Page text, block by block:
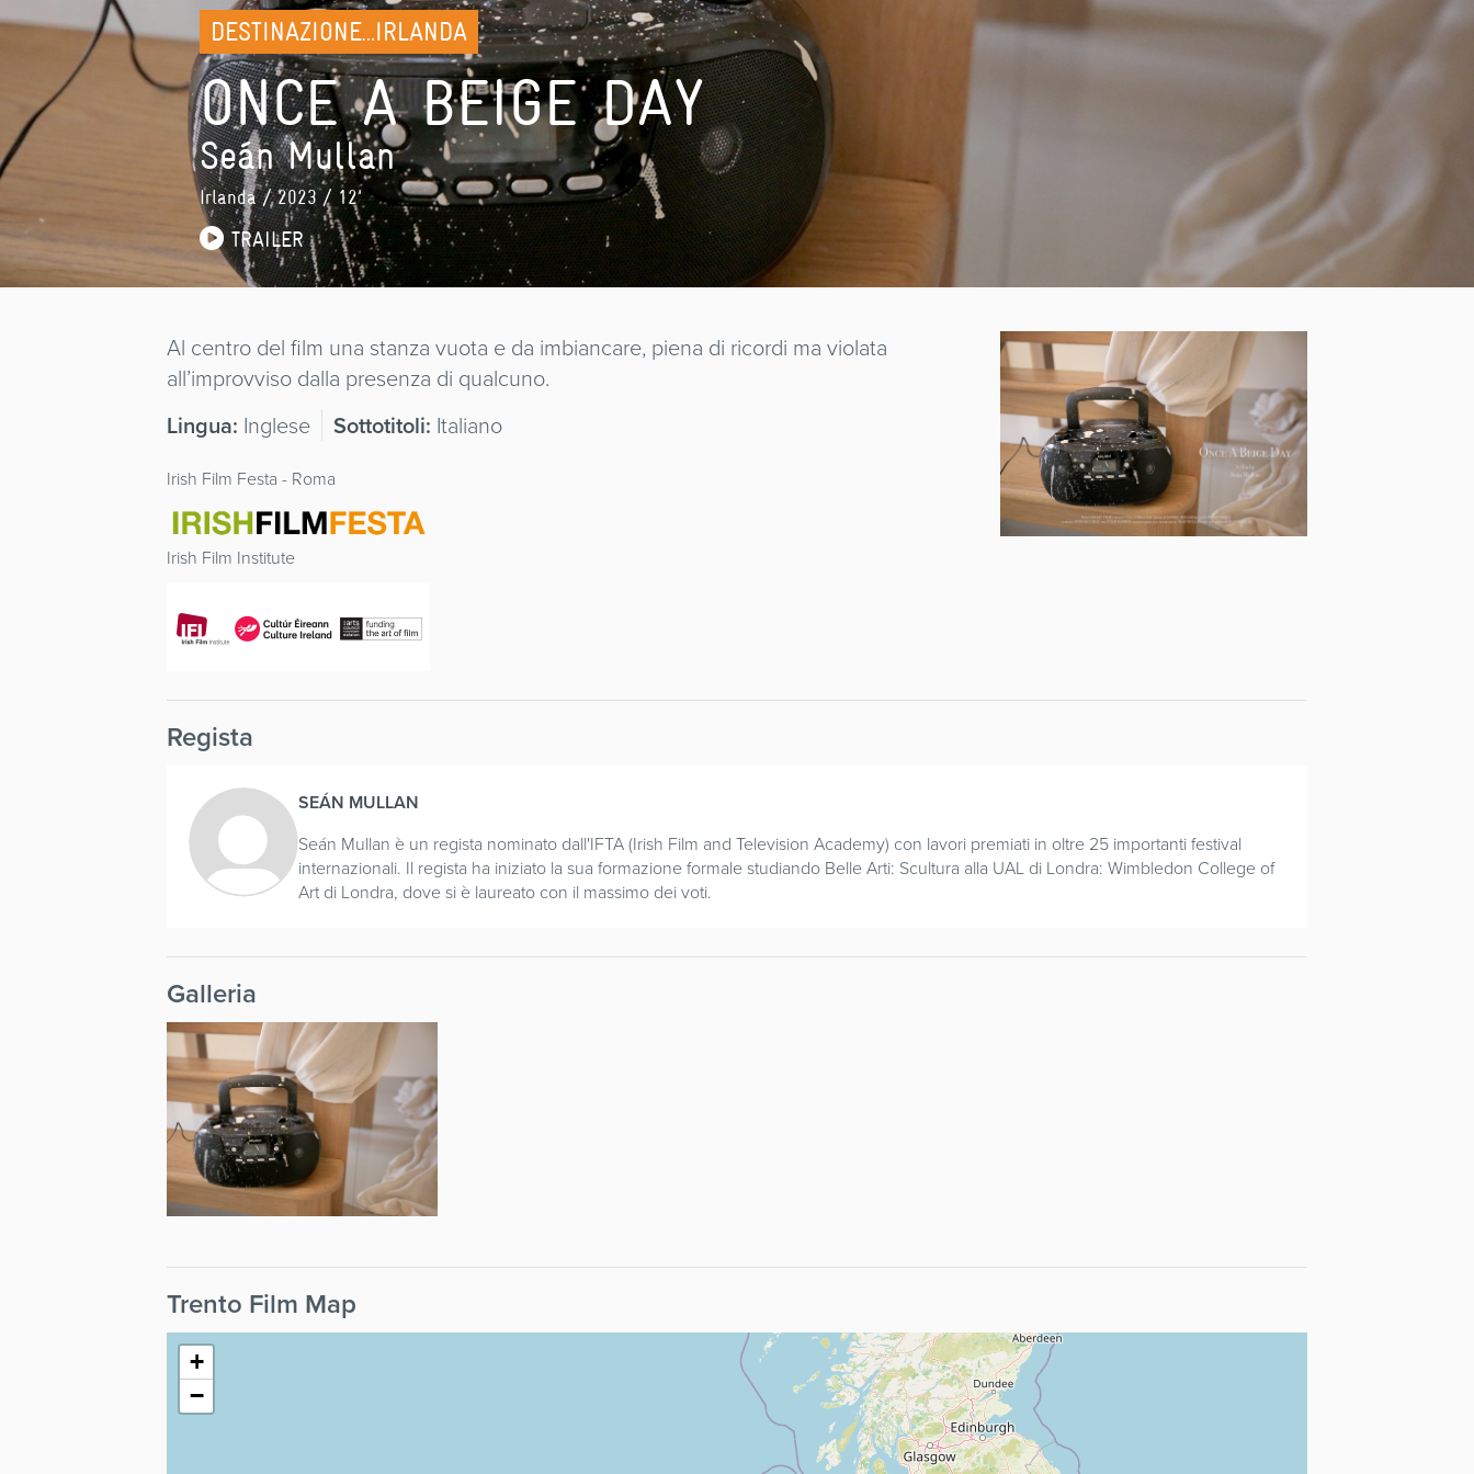
DESTINAZIONE…IRLANDA
ONCE A BEIGE DAY
Seán Mullan
Irlanda/ 2023 / 12'
TRAILER
Al centro del film una stanza vuota e da imbiancare, piena di ricordi ma violata
all’improvviso dalla presenza di qualcuno.
Lingua: Inglese Sottotitoli: Italiano
Irish Film Festa - Roma
Irish Film Institute
Regista
SEÁN MULLAN
Seán Mullan è un regista nominato dall'IFTA (Irish Film and Television Academy) con lavori premiati in oltre 25 importanti festival
internazionali. Il regista ha iniziato la sua formazione formale studiando Belle Arti: Scultura alla UAL di Londra: Wimbledon College of
Art di Londra, dove si è laureato con il massimo dei voti.
Galleria
Trento Film Map
+
−